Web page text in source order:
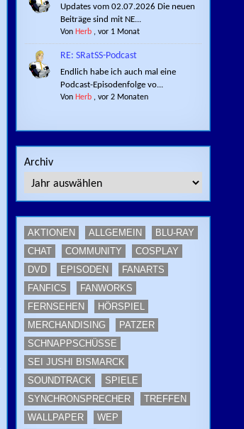
Updates vom 02.07.2026 Die neuen
Beiträge sind mit NE...
Von Herb, vor 1 Monat
RE: SRatSS-Podcast
Endlich habe ich auch mal eine
Podcast-Episodenfolge vo...
Von Herb, vor 2 Monaten
Archiv
AKTIONEN ALLGEMEIN
BLU-RAY
CHAT
COMMUNITY
COSPLAY
DVD
EPISODEN
FANARTS
FANFICS
FANWORKS
FERNSEHEN
HÖRSPIEL
MERCHANDISING
PATZER
SCHNAPPSCHÜSSE
SEI JUSHI BISMARCK
SOUNDTRACK
SPIELE
SYNCHRONSPRECHER
TREFFEN
WALLPAPER
WEP